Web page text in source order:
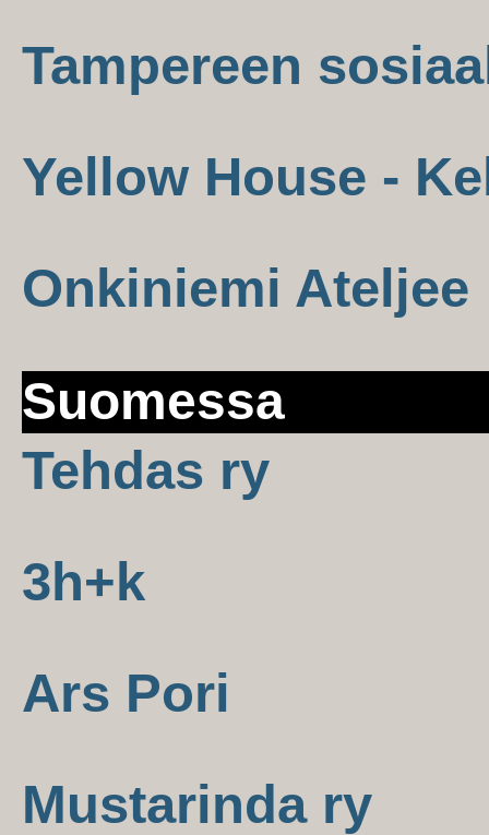
Tampereen
Yellow House -
Onkiniemi Ateljee
Suomessa
Tehdas ry
3h+k
Ars Pori
Mustarinda ry